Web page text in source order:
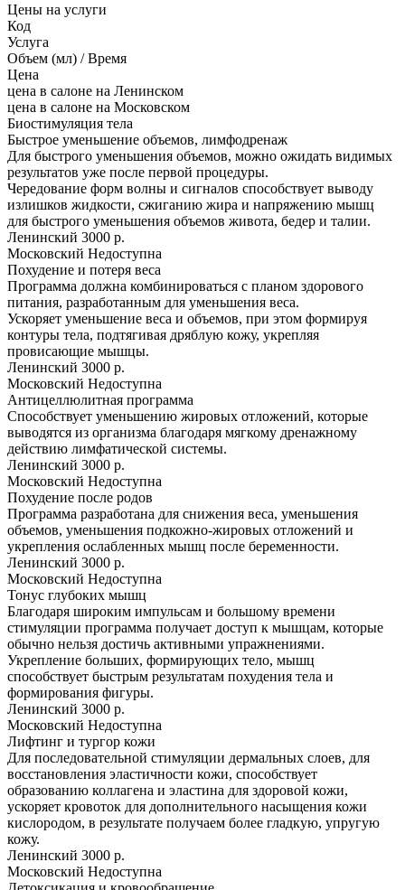
Цены на услуги
Код
Услуга
Объем (мл) / Время
Цена
цена в салоне на Ленинском
цена в салоне на Московском
Биостимуляция тела
Быстрое уменьшение объемов, лимфодренаж
Для быстрого уменьшения объемов, можно ожидать видимых
результатов уже после первой процедуры.
Чередование форм волны и сигналов способствует выводу
излишков жидкости, сжиганию жира и напряжению мышц
для быстрого уменьшения объемов живота, бедер и талии.
Ленинский 3000 р.
Московский Недоступна
Похудение и потеря веса
Программа должна комбинироваться с планом здорового
питания, разработанным для уменьшения веса.
Ускоряет уменьшение веса и объемов, при этом формируя
контуры тела, подтягивая дряблую кожу, укрепляя
провисающие мышцы.
Ленинский 3000 р.
Московский Недоступна
Антицеллюлитная программа
Способствует уменьшению жировых отложений, которые
выводятся из организма благодаря мягкому дренажному
действию лимфатической системы.
Ленинский 3000 р.
Московский Недоступна
Похудение после родов
Программа разработана для снижения веса, уменьшения
объемов, уменьшения подкожно-жировых отложений и
укрепления ослабленных мышц после беременности.
Ленинский 3000 р.
Московский Недоступна
Тонус глубоких мышц
Благодаря широким импульсам и большому времени
стимуляции программа получает доступ к мышцам, которые
обычно нельзя достичь активными упражнениями.
Укрепление больших, формирующих тело, мышц
способствует быстрым результатам похудения тела и
формирования фигуры.
Ленинский 3000 р.
Московский Недоступна
Лифтинг и тургор кожи
Для последовательной стимуляции дермальных слоев, для
восстановления эластичности кожи, способствует
образованию коллагена и эластина для здоровой кожи,
ускоряет кровоток для дополнительного насыщения кожи
кислородом, в результате получаем более гладкую, упругую
кожу.
Ленинский 3000 р.
Московский Недоступна